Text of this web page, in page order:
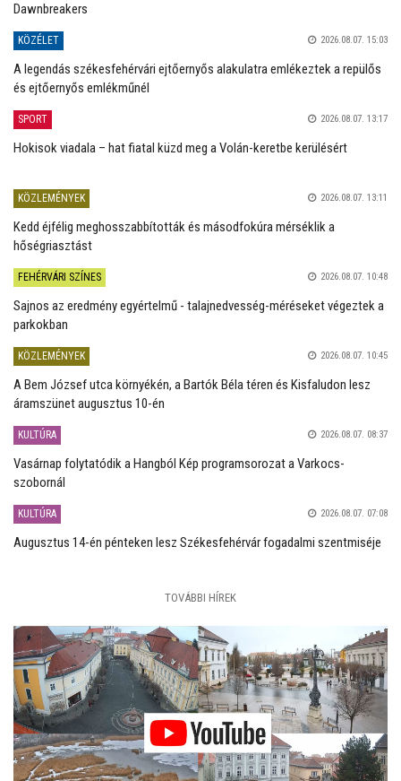
Dawnbreakers
KÖZÉLET 2026.08.07. 15:03
A legendás székesfehérvári ejtőernyős alakulatra emlékeztek a repülős
és ejtőernyős emlékműnél
SPORT 2026.08.07. 13:17
Hokisok viadala – hat fiatal küzd meg a Volán-keretbe kerülésért
KÖZLEMÉNYEK 2026.08.07. 13:11
Kedd éjfélig meghosszabbították és másodfokúra mérséklik a
hőségriasztást
FEHÉRVÁRI SZÍNES 2026.08.07. 10:48
Sajnos az eredmény egyértelmű - talajnedvesség-méréseket végeztek a
parkokban
KÖZLEMÉNYEK 2026.08.07. 10:45
A Bem József utca környékén, a Bartók Béla téren és Kisfaludon lesz
áramszünet augusztus 10-én
KULTÚRA 2026.08.07. 08:37
Vasárnap folytatódik a Hangból Kép programsorozat a Varkocs-
szobornál
KULTÚRA 2026.08.07. 07:08
Augusztus 14-én pénteken lesz Székesfehérvár fogadalmi szentmiséje
TOVÁBBI HÍREK